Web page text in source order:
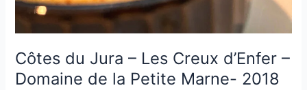
Côtes du Jura – Les Creux d’Enfer –
Domaine de la Petite Marne- 2018